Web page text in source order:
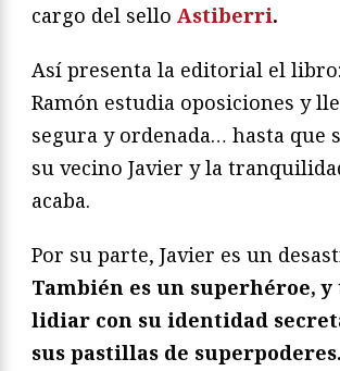
cargo del sello Astiberri.
Así presenta la editorial el libro:
Ramón estudia oposiciones y
segura y ordenada… hasta que
su vecino Javier y la
acaba.
Por su parte, Javier es un
También es un superhéroe,
lidiar con su identidad
sus pastillas de